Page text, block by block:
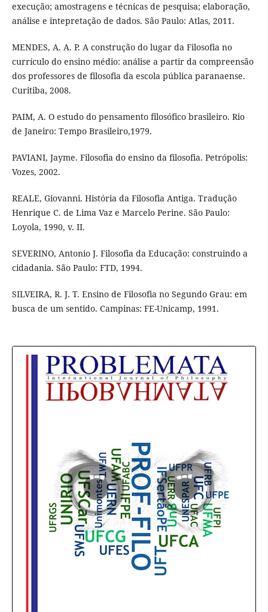
execução; amostragens e técnicas de pesquisa; elaboração,
análise e intepretação de dados. São Paulo: Atlas, 2011.
MENDES, A. A. P. A construção do lugar da Filosofia no
currículo do ensino médio: análise a partir da compreensão
dos professores de filosofia da escola pública paranaense.
Curitiba, 2008.
PAIM, A. O estudo do pensamento filosófico brasileiro. Rio
de Janeiro: Tempo Brasileiro,1979.
PAVIANI, Jayme. Filosofia do ensino da filosofia. Petrópolis:
Vozes, 2002.
REALE, Giovanni. História da Filosofia Antiga. Tradução
Henrique C. de Lima Vaz e Marcelo Perine. São Paulo:
Loyola, 1990, v. II.
SEVERINO, Antonio J. Filosofia da Educação: construindo a
cidadania. São Paulo: FTD, 1994.
SILVEIRA, R. J. T. Ensino de Filosofia no Segundo Grau: em
busca de um sentido. Campinas: FE-Unicamp, 1991.